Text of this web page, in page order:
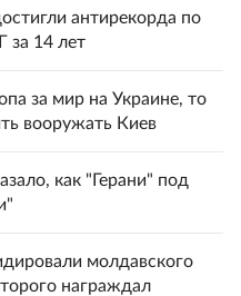
антирекорда по
за 14 лет
за мир на Украине, то
вооружать Киев
как "Герани" под
молдавского
награждал